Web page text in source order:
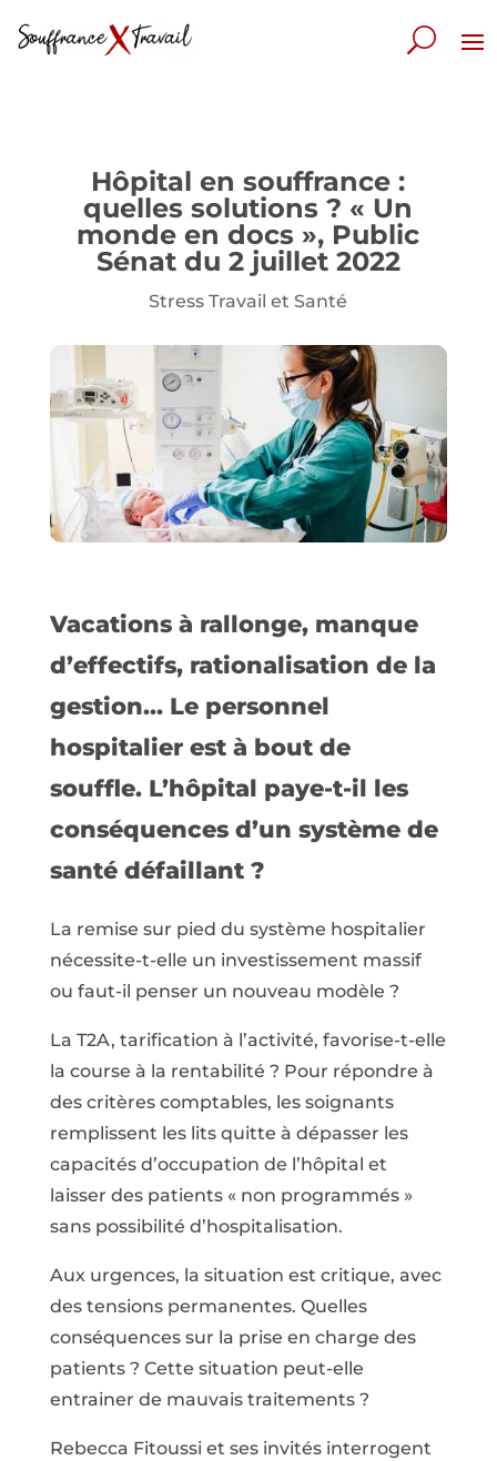
Hôpital en souffrance :
quelles solutions ? « Un
monde en docs », Public
Sénat du 2 juillet 2022
Stress Travail et Santé
Vacations à rallonge, manque
d’effectifs, rationalisation de la
gestion… Le personnel
hospitalier est à bout de
souffle. L’hôpital paye-t-il les
conséquences d’un système de
santé défaillant ?
La remise sur pied du système hospitalier
nécessite-t-elle un investissement massif
ou faut-il penser un nouveau modèle ?
La T2A, tarification à l’activité, favorise-t-elle
la course à la rentabilité ? Pour répondre à
des critères comptables, les soignants
remplissent les lits quitte à dépasser les
capacités d’occupation de l’hôpital et
laisser des patients « non programmés »
sans possibilité d’hospitalisation.
Aux urgences, la situation est critique, avec
des tensions permanentes. Quelles
conséquences sur la prise en charge des
patients ? Cette situation peut-elle
entrainer de mauvais traitements ?
Rebecca Fitoussi et ses invités interrogent